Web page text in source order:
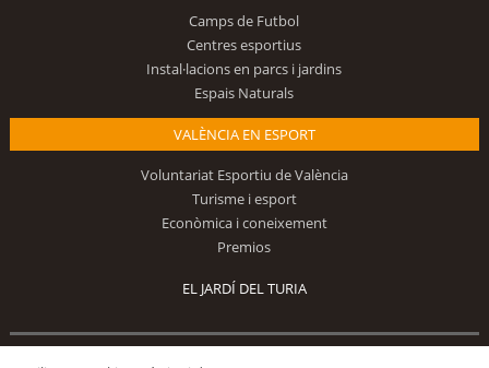
Camps de Futbol
Centres esportius
Instal·lacions en parcs i jardins
Espais Naturals
VALÈNCIA EN ESPORT
Voluntariat Esportiu de València
Turisme i esport
Econòmica i coneixement
Premios
EL JARDÍ DEL TURIA